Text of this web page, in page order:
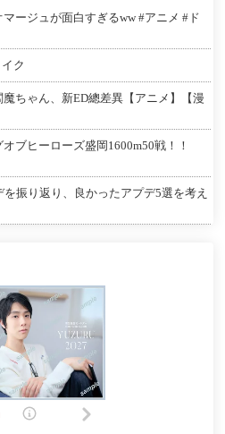
ージュが面白すぎるww #アニメ #ド
ク
魔ちゃん、新ED總差異【アニメ】【漫
ブヒーローズ盛岡1600m50戦！！
振り返り、良かったアプデ5選を考え